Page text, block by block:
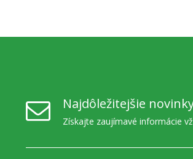
Najdôležitejšie
Získajte zaujímavé informácie